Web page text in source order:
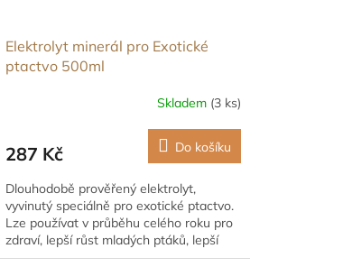
Elektrolyt minerál pro Exotické
ptactvo 500ml
Skladem (3 ks)
287 Kč Do košíku
Dlouhodobě prověřený elektrolyt,
vyvinutý speciálně pro exotické ptactvo.
Lze používat v průběhu celého roku pro
zdraví, lepší růst mladých ptáků, lepší
plodnost a kvalitní...